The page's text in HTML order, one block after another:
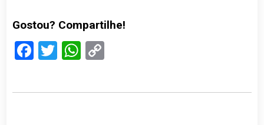
Gostou? Compartilhe!
Facebook
TwitterWhatsApp